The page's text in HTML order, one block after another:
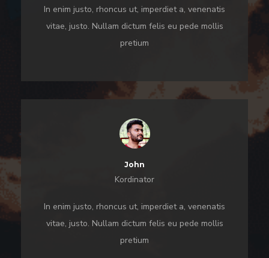
In enim justo, rhoncus ut, imperdiet a, venenatis
vitae, justo. Nullam dictum felis eu pede mollis
pretium
John
Kordinator
In enim justo, rhoncus ut, imperdiet a, venenatis
vitae, justo. Nullam dictum felis eu pede mollis
pretium